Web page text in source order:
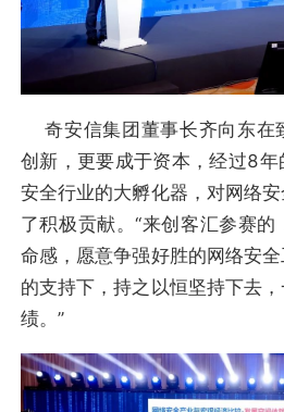
奇安信集团董事长齐向东在
创新，更要成于资本，经过8
安全行业的大孵化器，对网络
了积极贡献。“来创客汇参赛
命感，愿意争强好胜的网络安
的支持下，持之以恒坚持下去
绩。”